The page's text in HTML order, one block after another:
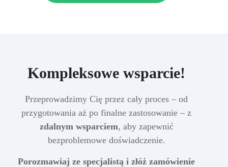
Kompleksowe wsparcie!
Przeprowadzimy Cię przez cały proces – od
przygotowania aż po finalne zastosowanie – z
zdalnym wsparciem, aby zapewnić
bezproblemowe doświadczenie.
Porozmawiaj ze specjalistą i złóż zamówienie